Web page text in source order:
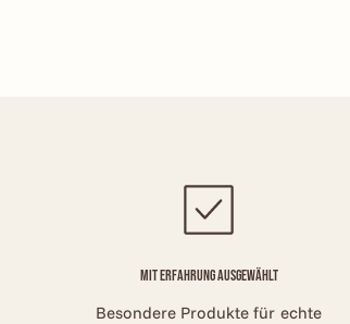
Mit Erfahrung ausgewählt
Besondere Produkte für echte